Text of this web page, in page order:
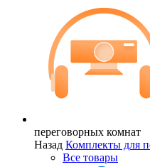
переговорных комнат
Назад Комплекты для
Все товары